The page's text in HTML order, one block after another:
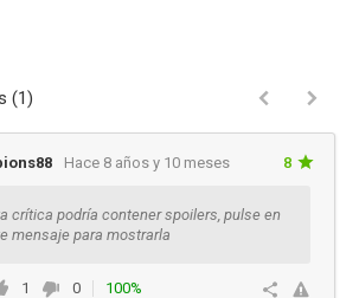
(1)
Hace 8 años y 10 meses 8
crítica podría contener spoilers, pulse en
mensaje para mostrarla
1 0
100%